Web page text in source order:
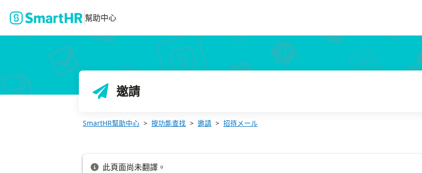
幫助中心
邀請
SmartHR幫助中心 按功能查找 邀請 招待メール
此頁面尚未翻譯。